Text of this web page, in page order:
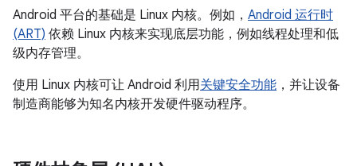
Android 平台的基础是 Linux 内核。例如， Android 运行时
(ART) 依赖 Linux 内核来实现底层功能，例如线程处理和低
级内存管理。
使用 Linux 内核可让 Android 利用关键安全功能 ，并让设备
制造商能够为知名内核开发硬件驱动程序。